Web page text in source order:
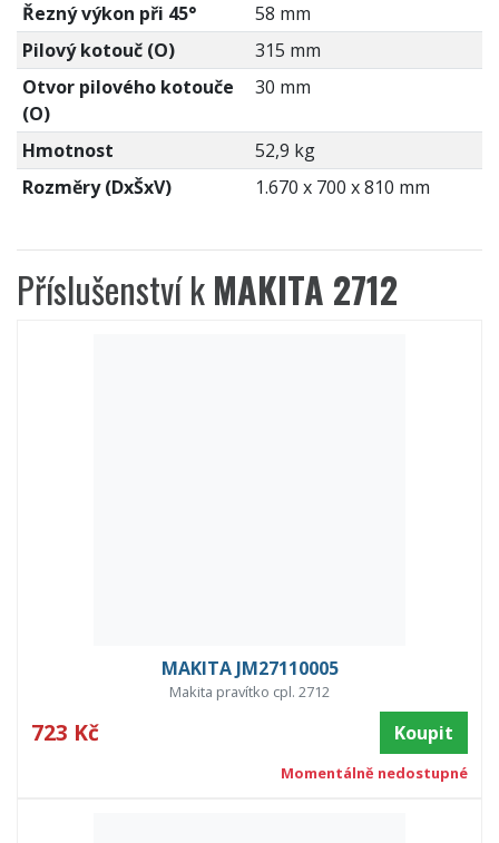
Řezný výkon při 45°
58 mm
Pilový kotouč (O)
315 mm
Otvor pilového kotouče
(O)
30 mm
Hmotnost
52,9 kg
Rozměry (DxŠxV)
1.670 x 700 x 810 mm
Příslušenství kMAKITA 2712
MAKITA JM27110005
Makita pravítko cpl. 2712
723 Kč Koupit
Momentálně nedostupné